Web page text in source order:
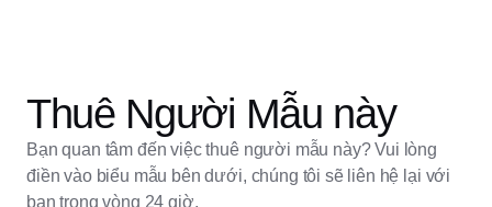
Thuê Người Mẫu này
Bạn quan tâm đến việc thuê người mẫu này? Vui lòng
điền vào biểu mẫu bên dưới, chúng tôi sẽ liên hệ lại với
bạn trong vòng 24 giờ.